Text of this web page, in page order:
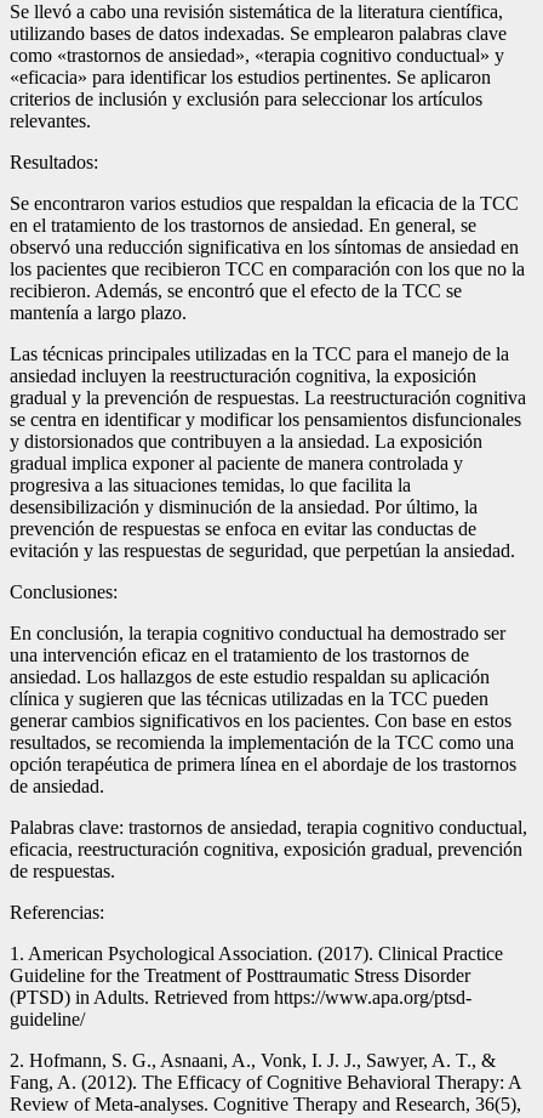
Se llevó a cabo una revisión sistemática de la literatura científica,
utilizando bases de datos indexadas. Se emplearon palabras clave
como «trastornos de ansiedad», «terapia cognitivo conductual» y
«eficacia» para identificar los estudios pertinentes. Se aplicaron
criterios de inclusión y exclusión para seleccionar los artículos
relevantes.
Resultados:
Se encontraron varios estudios que respaldan la eficacia de la TCC
en el tratamiento de los trastornos de ansiedad. En general, se
observó una reducción significativa en los síntomas de ansiedad en
los pacientes que recibieron TCC en comparación con los que no la
recibieron. Además, se encontró que el efecto de la TCC se
mantenía a largo plazo.
Las técnicas principales utilizadas en la TCC para el manejo de la
ansiedad incluyen la reestructuración cognitiva, la exposición
gradual y la prevención de respuestas. La reestructuración cognitiva
se centra en identificar y modificar los pensamientos disfuncionales
y distorsionados que contribuyen a la ansiedad. La exposición
gradual implica exponer al paciente de manera controlada y
progresiva a las situaciones temidas, lo que facilita la
desensibilización y disminución de la ansiedad. Por último, la
prevención de respuestas se enfoca en evitar las conductas de
evitación y las respuestas de seguridad, que perpetúan la ansiedad.
Conclusiones:
En conclusión, la terapia cognitivo conductual ha demostrado ser
una intervención eficaz en el tratamiento de los trastornos de
ansiedad. Los hallazgos de este estudio respaldan su aplicación
clínica y sugieren que las técnicas utilizadas en la TCC pueden
generar cambios significativos en los pacientes. Con base en estos
resultados, se recomienda la implementación de la TCC como una
opción terapéutica de primera línea en el abordaje de los trastornos
de ansiedad.
Palabras clave: trastornos de ansiedad, terapia cognitivo conductual,
eficacia, reestructuración cognitiva, exposición gradual, prevención
de respuestas.
Referencias:
1. American Psychological Association. (2017). Clinical Practice
Guideline for the Treatment of Posttraumatic Stress Disorder
(PTSD) in Adults. Retrieved from https://www.apa.org/ptsd-
guideline/
2. Hofmann, S. G., Asnaani, A., Vonk, I. J. J., Sawyer, A. T., &
Fang, A. (2012). The Efficacy of Cognitive Behavioral Therapy: A
Review of Meta-analyses. Cognitive Therapy and Research, 36(5),